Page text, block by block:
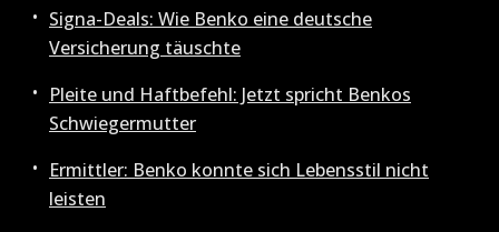
Signa-Deals: Wie Benko eine deutsche
Versicherung täuschte
Pleite und Haftbefehl: Jetzt spricht Benkos
Schwiegermutter
Ermittler: Benko konnte sich Lebensstil nicht
leisten